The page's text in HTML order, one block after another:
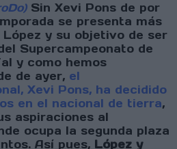
Sin Xevi Pons de por
se presenta más
y su objetivo de ser
Supercampeonato de
y como hemos
de ayer, el
Xevi Pons, ha decidido
en el nacional de tierra,
aspiraciones al
ocupa la segunda plaza
Así pues, López y